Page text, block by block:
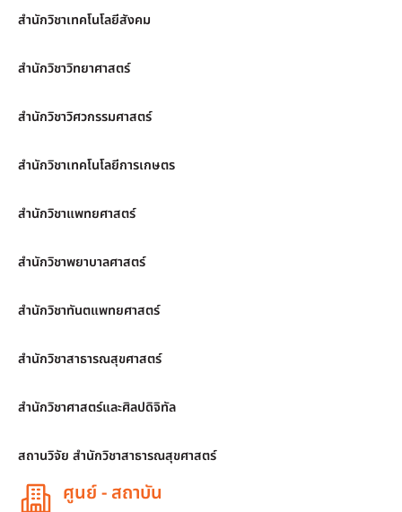
สำนักวิชาเทคโนโลยีสังคม
สำนักวิชาวิทยาศาสตร์
สำนักวิชาวิศวกรรมศาสตร์
สำนักวิชาเทคโนโลยีการเกษตร
สำนักวิชาแพทยศาสตร์
สำนักวิชาพยาบาลศาสตร์
สำนักวิชาทันตแพทยศาสตร์
สำนักวิชาสาธารณสุขศาสตร์
สำนักวิชาศาสตร์และศิลปดิจิทัล
สถานวิจัย สำนักวิชาสาธารณสุขศาสตร์
ศูนย์ - สถาบัน